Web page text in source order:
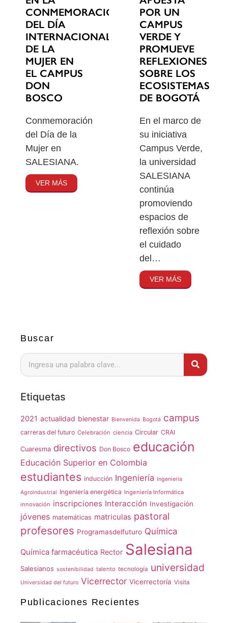
Buscar
Etiquetas
2021 actualidad bienestar Bienvenida Bogotá campus
carreras del futuro Celebración ciencia Circular CRAI
Cuaresma directivos Don Bosco educación
Educación Superior en Colombia
estudiantes inducción Ingeniería Ingeniería
Agroindustrial Ingeniería energética Ingeniería Informática
innovación inscripciones Interacción Investigación
jóvenes matemáticas matriculas pastoral
profesores Programasdelfuturo Química
Química farmacéutica Rector Salesiana
Salesianos sostenibilidad talento tecnología universidad
Universidad del futuro Vicerrector Vicerrectoría Visita
Publicaciones Recientes
CONMEMORACIÓN
DEL DÍA
INTERNACIONAL
DE LA
MUJER EN
EL CAMPUS
DON
BOSCO
Conmemoración
del Día de la
Mujer en
SALESIANA.
VER MÁS
POR UN
CAMPUS
VERDE Y
PROMUEVE
REFLEXIONES
SOBRE LOS
ECOSISTEMAS
DE BOGOTÁ
En el marco de
su iniciativa
Campus Verde,
la universidad
SALESIANA
continúa
promoviendo
espacios de
reflexión sobre
el cuidado
del…
VER MÁS